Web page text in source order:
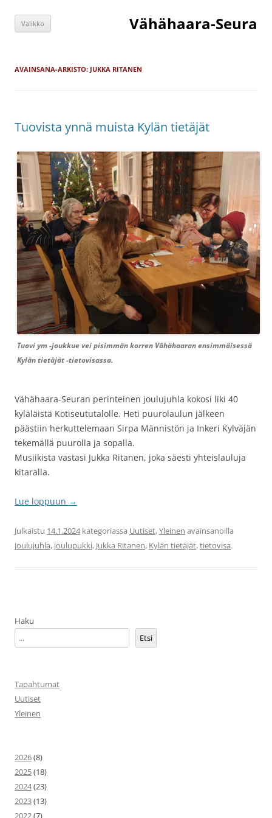
sisältöön
Vähähaara-Seura
Valikko
AVAINSANA-ARKISTO: JUKKA RITANEN
Tuovista ynnä muista Kylän tietäjät
Tuovi ym -joukkue vei pisimmän korren Vähähaaran ensimmäisessä
Kylän tietäjät -tietovisassa.
Vähähaara-Seuran perinteinen joulujuhla kokosi liki 40
kyläläistä Kotiseututalolle. Heti puurolaulun jälkeen
päästiin herkuttelemaan Sirpa Männistön ja Inkeri Kylväjän
tekemällä puurolla ja sopalla.
Musiikista vastasi Jukka Ritanen, joka säesti yhteislauluja
kitaralla.
Lue loppuun →
Julkaistu 14.1.2024kategoriassa Uutiset,Yleinen avainsanoilla
joulujuhla, joulupukki, Jukka Ritanen, Kylän tietäjät,tietovisa.
Haku
Etsi
Tapahtumat
Uutiset
Yleinen
2026(8)
2025(18)
2024(23)
2023(13)
2022(7)